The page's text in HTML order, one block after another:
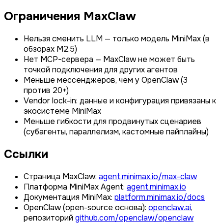
Ограничения MaxClaw
Нельзя сменить LLM — только модель MiniMax (в
обзорах M2.5)
Нет MCP-сервера — MaxClaw не может быть
точкой подключения для других агентов
Меньше мессенджеров, чем у OpenClaw (3
против 20+)
Vendor lock-in: данные и конфигурация привязаны к
экосистеме MiniMax
Меньше гибкости для продвинутых сценариев
(субагенты, параллелизм, кастомные пайплайны)
Ссылки
Страница MaxClaw: agent.minimax.io/max-claw
Платформа MiniMax Agent: agent.minimax.io
Документация MiniMax: platform.minimax.io/docs
OpenClaw (open-source основа): openclaw.ai,
репозиторий github.com/openclaw/openclaw